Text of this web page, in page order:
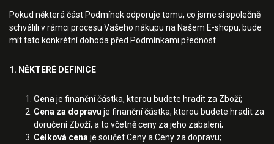
Pokud některá část Podmínek odporuje tomu, co jsme si společně
schválili v rámci procesu Vašeho nákupu na Našem E-shopu, bude
mít tato konkrétní dohoda před Podmínkami přednost.
1. NĚKTERÉ DEFINICE
Cena je finanční částka, kterou budete hradit za Zboží;
Cena za dopravu je finanční částka, kterou budete hradit za
doručení Zboží, a to včetně ceny za jeho zabalení;
Celková cena je součet Ceny a Ceny za dopravu;